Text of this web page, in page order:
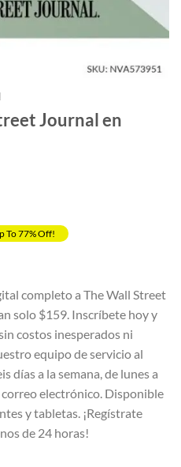
Journal en
To 77% Off!
completo a The Wall Street
solo $159. Inscríbete hoy y
costos inesperados ni
equipo de servicio al
días a la semana, de lunes a
electrónico. Disponible
y tabletas. ¡Regístrate
de 24 horas!